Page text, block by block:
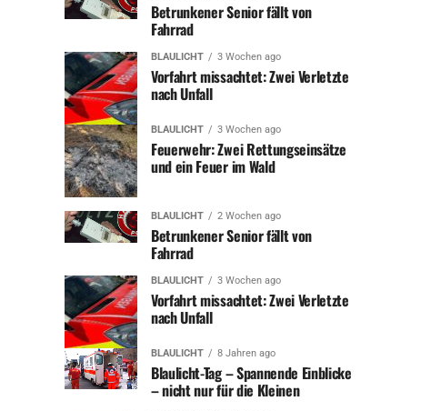
Betrunkener Senior fällt von
Fahrrad
BLAULICHT 3 Wochen ago
Vorfahrt missachtet: Zwei Verletzte
nach Unfall
BLAULICHT 3 Wochen ago
Feuerwehr: Zwei Rettungseinsätze
und ein Feuer im Wald
BLAULICHT 2 Wochen ago
Betrunkener Senior fällt von
Fahrrad
BLAULICHT 3 Wochen ago
Vorfahrt missachtet: Zwei Verletzte
nach Unfall
BLAULICHT 8 Jahren ago
Blaulicht-Tag – Spannende Einblicke
– nicht nur für die Kleinen